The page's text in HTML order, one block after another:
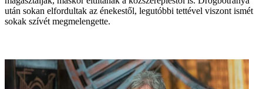
után sokan elfordultak az énekestől, legutóbbi tettével viszont ismét
sokak szívét megmelengette.